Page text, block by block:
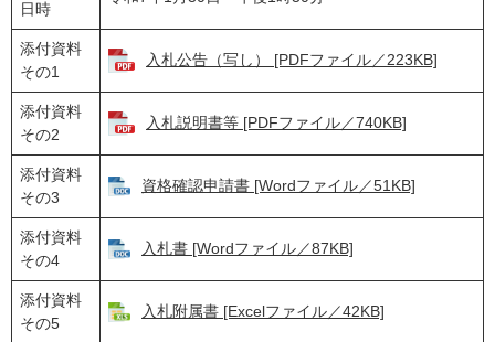
日時
添付資料
その1
入札公告（写し） [PDFファイル／223KB]
添付資料
その2
入札説明書等 [PDFファイル／740KB]
添付資料
その3
資格確認申請書 [Wordファイル／51KB]
添付資料
その4
入札書 [Wordファイル／87KB]
添付資料
その5
入札附属書 [Excelファイル／42KB]